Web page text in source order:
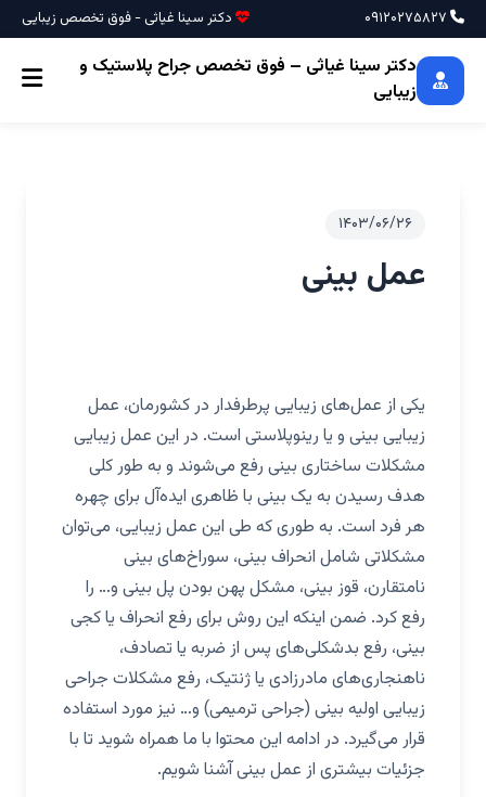
دکتر سینا غیاثی - فوق تخصص زیبایی
دکتر سینا غیاثی – فوق تخصص جراح پلاستیک و
زیبایی
۱۴۰۳/۰۶/۲۶
عمل بینی
یکی از عمل‌های زیبایی پرطرفدار در کشورمان، عمل
زیبایی بینی و یا رینوپلاستی است. در این عمل زیبایی
مشکلات ساختاری بینی رفع می‌شوند و به طور کلی
هدف رسیدن به یک بینی با ظاهری ایده‌آل برای چهره
هر فرد است. به طوری که طی این عمل زیبایی، می‌توان
مشکلاتی شامل انحراف بینی، سوراخ‌های بینی
نامتقارن، قوز بینی، مشکل پهن بودن پل بینی و… را
رفع کرد. ضمن اینکه این روش برای رفع انحراف یا کجی
بینی، رفع بدشکلی‌های پس از ضربه یا تصادف،
ناهنجاری‌های مادرزادی یا ژنتیک، رفع مشکلات جراحی
زیبایی اولیه بینی (جراحی ترمیمی) و… نیز مورد استفاده
قرار می‌گیرد. در ادامه این محتوا با ما همراه شوید تا با
جزئیات بیشتری از عمل بینی آشنا شویم.